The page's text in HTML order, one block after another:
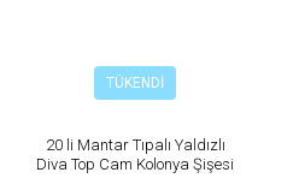
TÜKENDİ
20 li Mantar Tıpalı Yaldızlı
Diva Top Cam Kolonya Şişesi